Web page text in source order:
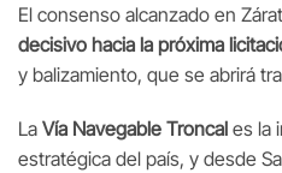
El consenso alcanzado en
decisivo hacia la próxima
y balizamiento, que se abrirá
La Vía Navegable Troncal es la
estratégica del país, y desde